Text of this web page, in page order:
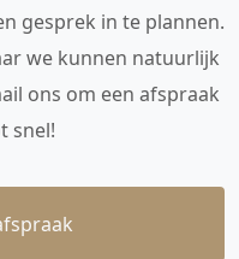
gesprek in te plannen.
we kunnen natuurlijk
ons om een afspraak
snel!